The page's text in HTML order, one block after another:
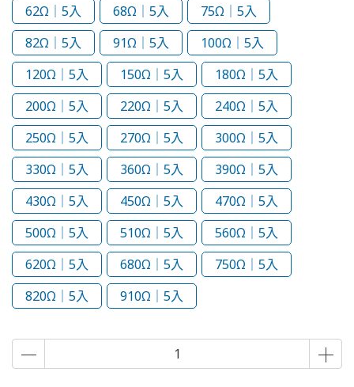
62Ω｜5入
68Ω｜5入
75Ω｜5入
82Ω｜5入
91Ω｜5入
100Ω｜5入
120Ω｜5入
150Ω｜5入
180Ω｜5入
200Ω｜5入
220Ω｜5入
240Ω｜5入
250Ω｜5入
270Ω｜5入
300Ω｜5入
330Ω｜5入
360Ω｜5入
390Ω｜5入
430Ω｜5入
450Ω｜5入
470Ω｜5入
500Ω｜5入
510Ω｜5入
560Ω｜5入
620Ω｜5入
680Ω｜5入
750Ω｜5入
820Ω｜5入
910Ω｜5入